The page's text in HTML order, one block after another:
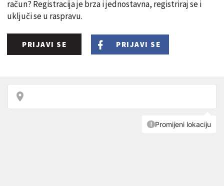
račun? Registracija je brza i jednostavna, registriraj se i
uključi se u raspravu.
PRIJAVI SE PRIJAVI SE